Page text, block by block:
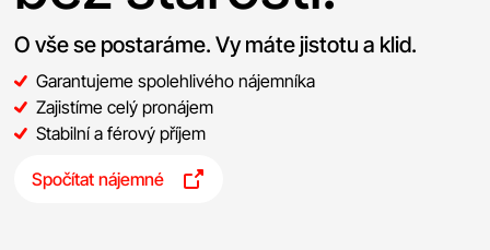
O vše se postaráme. Vy máte jistotu a klid.
Garantujeme spolehlivého nájemníka
Zajistíme celý pronájem
Stabilní a férový příjem
Spočítat nájemné